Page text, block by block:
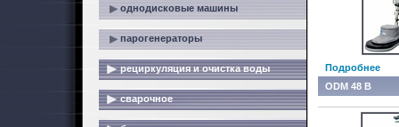
однодисковые машины
парогенераторы
рециркуляция и очистка воды
сварочное
Подробнее
ODM 48 B